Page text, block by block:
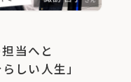
当へと
しい人生」